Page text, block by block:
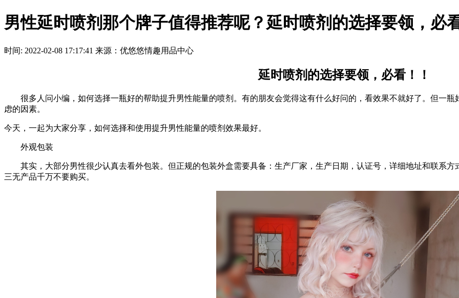
男性延时喷剂那个牌子值得推荐呢？延时喷剂的选择要领，必
时间: 2022-02-08 17:17:41 来源：优悠悠情趣用品中心
延时喷剂的选择要领，必看！！
很多人问小编，如何选择一瓶好的帮助提升男性能量的喷剂。有的朋友会觉得这有什么好问的，看效果不就好了。但一瓶
虑的因素。
今天，一起为大家分享，如何选择和使用提升男性能量的喷剂效果最好。
外观包装
其实，大部分男性很少认真去看外包装。但正规的包装外盒需要具备：生产厂家，生产日期，认证号，详细地址和联系方
三无产品千万不要购买。